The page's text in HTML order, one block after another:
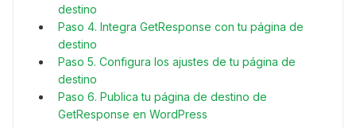
destino
Paso 4. Integra GetResponse con tu página de
destino
Paso 5. Configura los ajustes de tu página de
destino
Paso 6. Publica tu página de destino de
GetResponse en WordPress